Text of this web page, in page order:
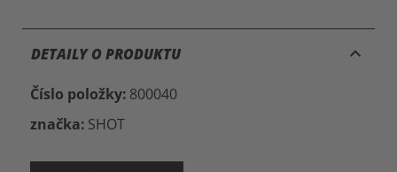
DETAILY O PRODUKTU keyboard_arrow_up
Číslo položky: 800040
značka: SHOT